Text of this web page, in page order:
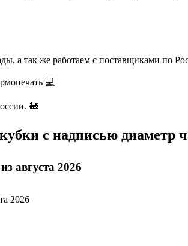
а так же работаем с поставщиками по
💻
🚂
с надписью
августа 2026
2026